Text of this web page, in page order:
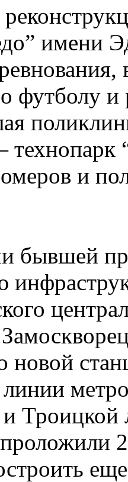
имени
футболу и
и
бывшей
новой
Троицкой